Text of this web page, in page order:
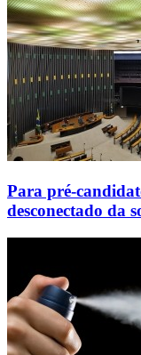
Para pré-
desconectado da